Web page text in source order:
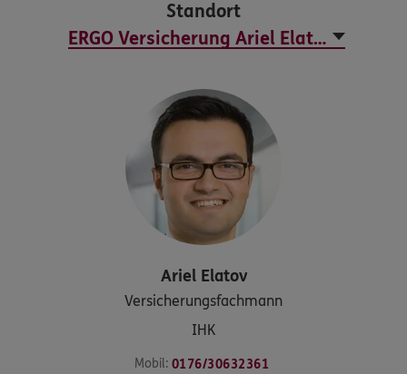
Standort
Ariel Elatov
Versicherungsfachmann
IHK
Mobil: 0176/30632361